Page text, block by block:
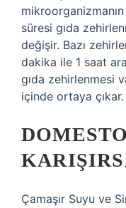
süresi gıda
değişir. Bazı
dakika ile 1 saat
gıda zehirlenmesi
içinde ortaya çıkar.
Çamaşır Suyu ve